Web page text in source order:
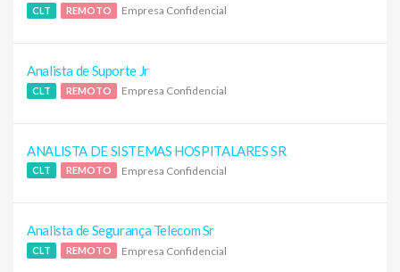
CLT REMOTO Empresa Confidencial
Analista de Suporte Jr
CLT REMOTO Empresa Confidencial
ANALISTA DE SISTEMAS HOSPITALARES SR
CLT REMOTO Empresa Confidencial
Analista de Segurança Telecom Sr
CLT REMOTO Empresa Confidencial